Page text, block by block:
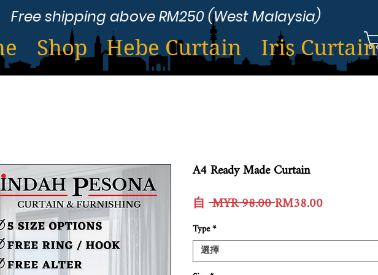
Shop Hebe Curtain Iris Curtain
Free shipping above RM250 (West Malaysia)
A4 Ready Made Curtain
自 MYR 98.00 一
價
RM38.00促
價
Type*
選擇